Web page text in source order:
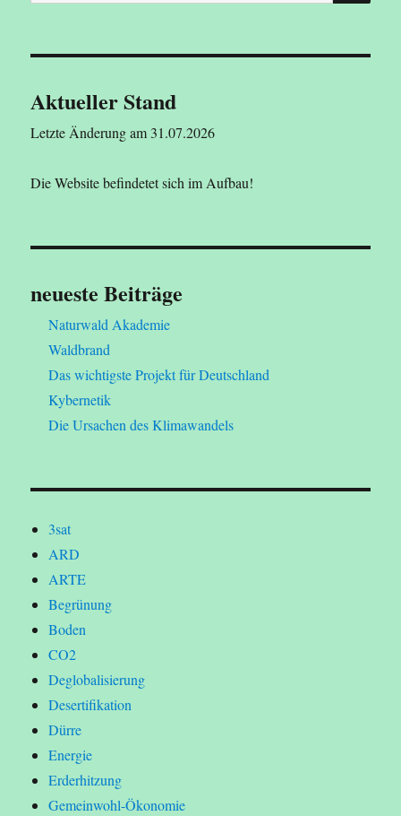
des
Aktueller Stand
Letzte Änderung am 31.07.2026
Die Website befindetet sich im Aufbau!
neueste Beiträge
Naturwald Akademie
Waldbrand
Das wichtigste Projekt für Deutschland
Kybernetik
Die Ursachen des Klimawandels
3sat
ARD
ARTE
Begrünung
Boden
CO2
Deglobalisierung
Desertifikation
Dürre
Energie
Erderhitzung
Gemeinwohl-Ökonomie